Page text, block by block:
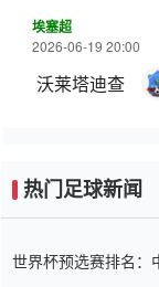
埃塞超
2026-06-19 20:00
沃莱塔迪查
热门足球新闻
世界杯预选赛排名：